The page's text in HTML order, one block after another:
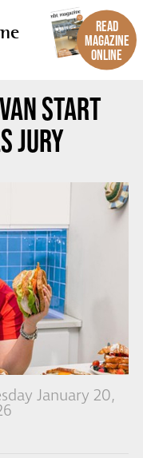
READ
MAGAZINE
ONLINE
START
JURY
January 20,